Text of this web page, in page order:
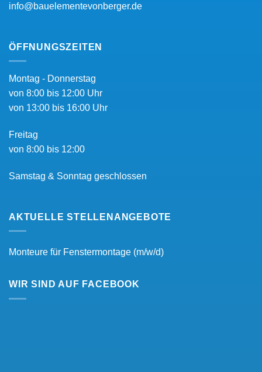
info@bauelementevonberger.de
ÖFFNUNGSZEITEN
Montag - Donnerstag
von 8:00 bis 12:00 Uhr
von 13:00 bis 16:00 Uhr
Freitag
von 8:00 bis 12:00
Samstag & Sonntag geschlossen
AKTUELLE STELLENANGEBOTE
Monteure für Fenstermontage (m/w/d)
WIR SIND AUF FACEBOOK